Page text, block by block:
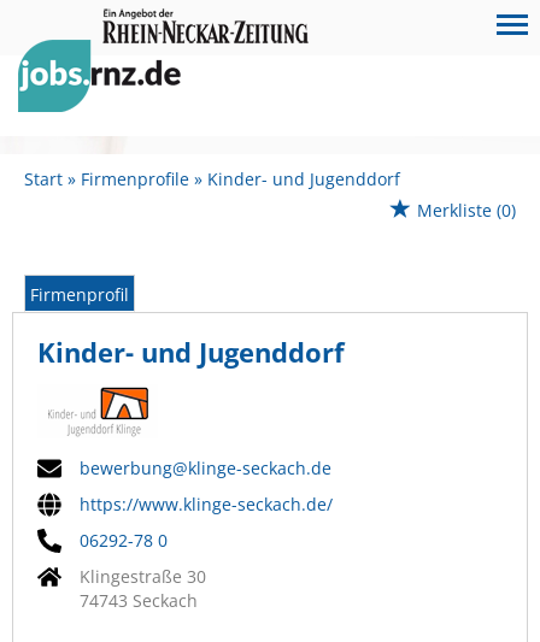
Start Firmenprofile
Kinder- und Jugenddorf
Merkliste (0)
Firmenprofil
Kinder- und Jugenddorf
bewerbung@klinge-seckach.de
https://www.klinge-seckach.de/
06292-78 0
Klingestraße 30
74743 Seckach